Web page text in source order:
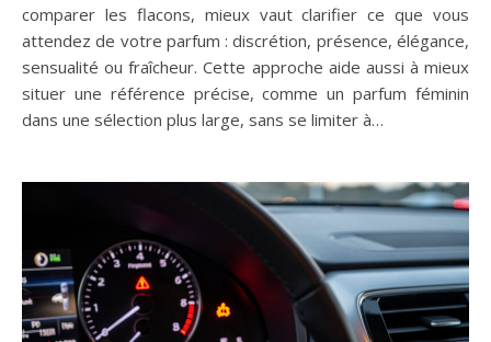
comparer les flacons, mieux vaut clarifier ce que vous
attendez de votre parfum : discrétion, présence, élégance,
sensualité ou fraîcheur. Cette approche aide aussi à mieux
situer une référence précise, comme un parfum féminin
dans une sélection plus large, sans se limiter à…